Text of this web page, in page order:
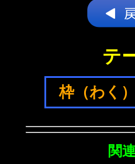
テ
枠（わく
関